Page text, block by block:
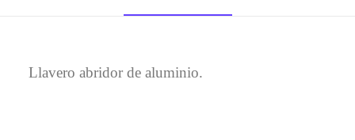
Llavero abridor de aluminio.